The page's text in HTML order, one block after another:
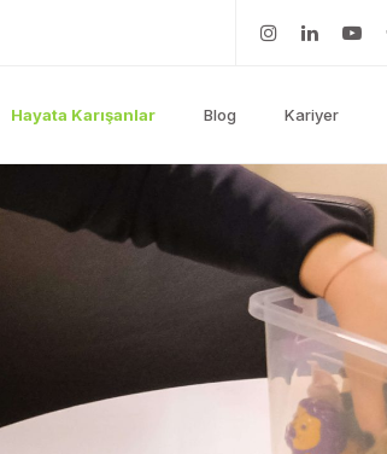
Hayata Karışanlar Blog Kariyer